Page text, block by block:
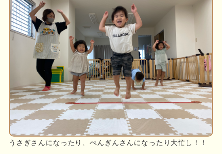
うさぎさんになったり、ぺんぎんさんになったり大忙し！！